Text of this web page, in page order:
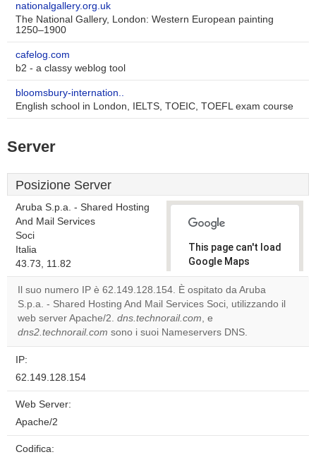
nationalgallery.org.uk
The National Gallery, London: Western European painting
1250–1900
cafelog.com
b2 - a classy weblog tool
bloomsbury-internation..
English school in London, IELTS, TOEIC, TOEFL exam course
Server
Posizione Server
Aruba S.p.a. - Shared Hosting
And Mail Services
Soci
Italia
43.73, 11.82
This page can't load
Google Maps
correctly.
Do you
own this
website?
Il suo numero IP è 62.149.128.154. È ospitato da Aruba
S.p.a. - Shared Hosting And Mail Services Soci, utilizzando il
web server Apache/2. dns.technorail.com, e
dns2.technorail.com sono i suoi Nameservers DNS.
IP:
62.149.128.154
Web Server:
Apache/2
Codifica: